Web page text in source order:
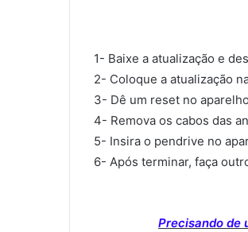
1- Baixe a atualização e
2- Coloque a atualização
3- Dê um reset no
4- Remova os cabos das
5- Insira o pendrive no
6- Após terminar, faça
Precisando de